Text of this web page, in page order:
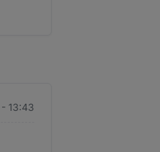
13:43